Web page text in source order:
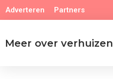
Adverteren Partners
Meer over verhuizen